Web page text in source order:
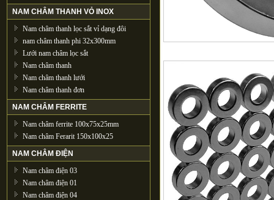
NAM CHÂM THANH VỎ INOX
Nam châm thanh lọc sắt vỉ dạng đôi
nam châm thanh phi 32x300mm
Lưới nam châm lọc sắt
Nam châm thanh
Nam châm thanh lưới
Nam châm thanh đơn
NAM CHÂM FERRITE
Nam châm ferrite 100x75x25mm
Nam châm Ferarit 150x100x25
NAM CHÂM ĐIỆN
Nam châm điện 03
Nam châm điện 01
Nam châm điện 04